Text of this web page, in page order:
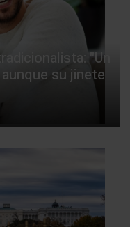
"Un
su jinete